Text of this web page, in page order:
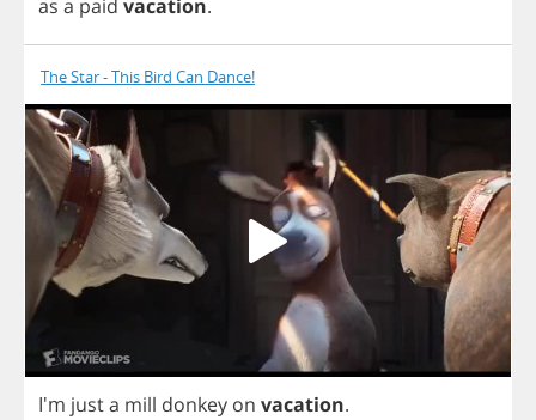
as a paid vacation.
The Star - This Bird Can Dance!
I'm justa mill donkey on vacation.